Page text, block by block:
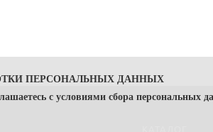
ПЕРСОНАЛЬНЫХ ДАННЫХ
с условиями сбора персональных